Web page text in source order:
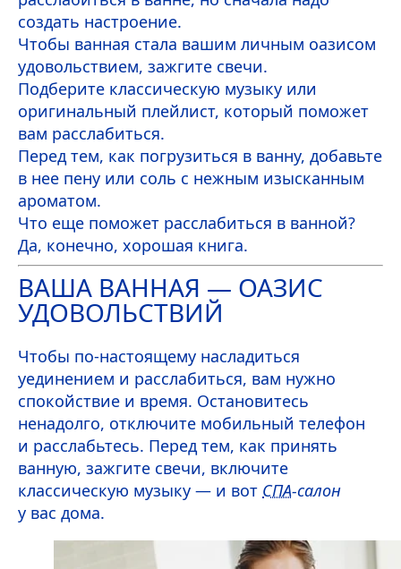
создать настроение.
Чтобы ванная стала вашим личным оазисом
удовольствием, зажгите свечи.
Подберите классическую музыку или
оригинальный плейлист, который поможет
вам расслабиться.
Перед тем, как погрузиться в ванну, добавьте
в нее пену или соль с нежным изысканным
ароматом.
Что еще поможет расслабиться в ванной?
Да, конечно, хорошая книга.
ВАША ВАННАЯ — ОАЗИС
УДОВОЛЬСТВИЙ
Чтобы по-настоящему насладиться
уединением и расслабиться, вам нужно
спокойствие и время. Остановитесь
ненадолго, отключите мобильный телефон
и расслабьтесь. Перед тем, как принять
ванную, зажгите свечи, включите
классическую музыку — и вот СПА-салон
у вас дома.